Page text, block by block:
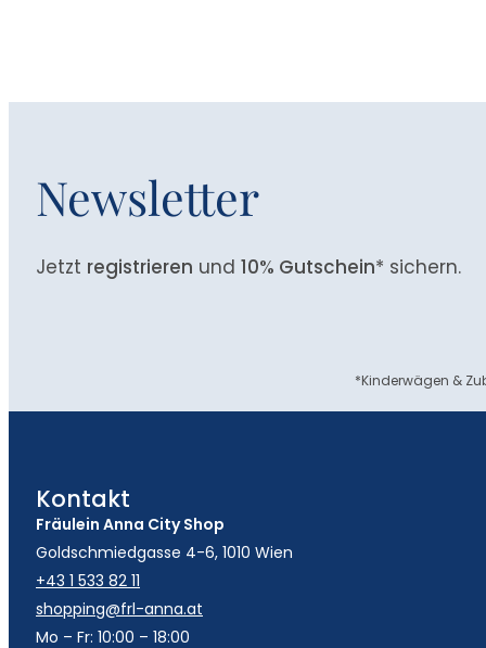
Newsletter
Jetzt registrieren und 10% Gutschein* sichern.
*Kinderwägen &
Kontakt
Fräulein Anna City Shop
Goldschmiedgasse 4-6, 1010 Wien
+43 1 533 82 11
shopping@frl-anna.at
Mo – Fr: 10:00 – 18:00